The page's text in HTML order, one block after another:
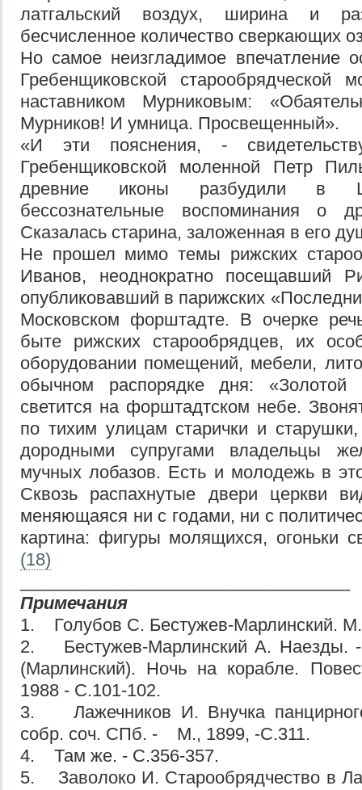
латгальский воздух, ширина и
бесчисленное количество сверкающих
Но самое неизгладимое впечатление
Гребенщиковской старообрядческой
наставником Мурниковым:
Мурников! И умница. Просвещенный».
«И эти пояснения, -
Гребенщиковской моленной Петр
древние иконы разбудили в
бессознательные воспоминания о
Сказалась старина, заложенная в его
Не прошел мимо темы рижских
Иванов, неоднократно посещавший
опубликовавший в парижских
Московском форштадте. В очерке
быте рижских старообрядцев, их
оборудовании помещений, мебели,
обычном распорядке дня: «Золотой
светится на форштадтском небе.
по тихим улицам старички и
дородными супругами владельцы
мучных лобазов. Есть и молодежь в
Сквозь распахнутые двери церкви
меняющаяся ни с годами, ни с
картина: фигуры молящихся, огоньки
(18)
Примечания
1. Голубов С. Бестужев-Марлинский.
2. Бестужев-Марлинский А. Наезды.
(Марлинский). Ночь на корабле.
1988 - С.101-102.
3. Лажечников И. Внучка
собр. соч. СПб. - М., 1899, -С.311.
4. Там же. - С.356-357.
5. Заволоко И. Старообрядчество в